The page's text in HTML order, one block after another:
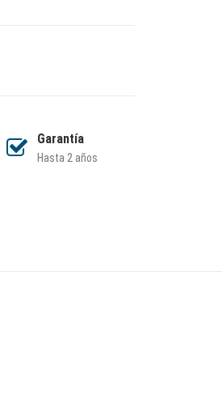
Garantía
Hasta 2 años